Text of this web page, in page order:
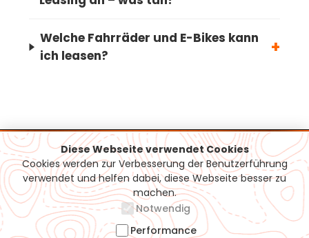
Welche Fahrräder und E-Bikes kann
ich leasen?
+
Support / Hotline
07161-5050815
info@moehrle-bikes.de
Diese Webseite verwendet Cookies
Cookies werden zur Verbesserung der Benutzerführung
verwendet und helfen dabei, diese Webseite besser zu
machen.
Notwendig
Performance